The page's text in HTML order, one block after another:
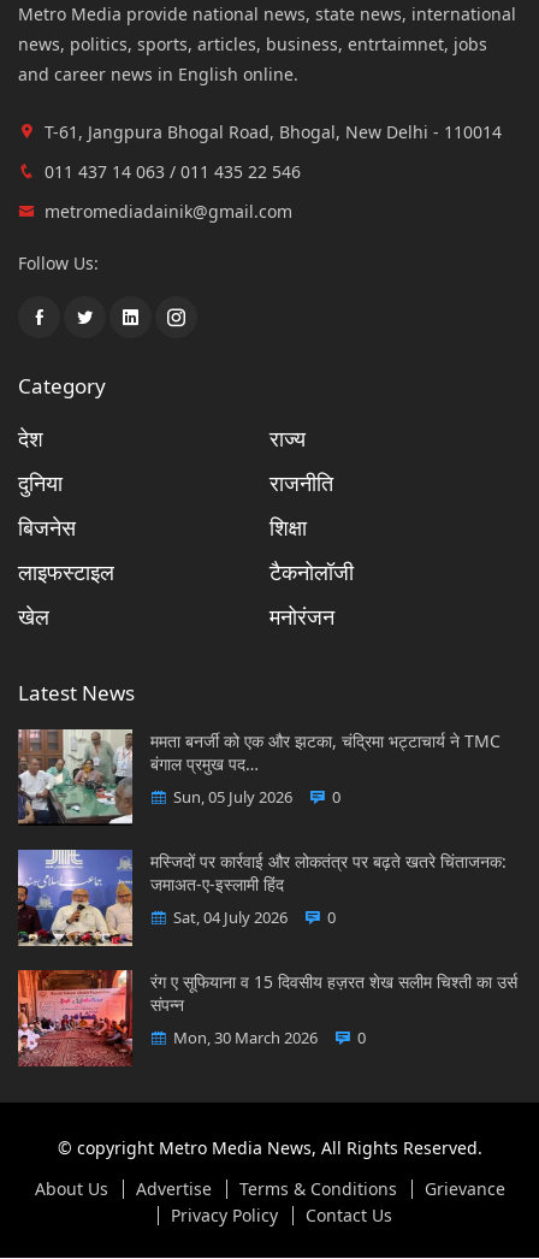
Metro Media provide national news, state news, international
news, politics, sports, articles, business, entrtaimnet, jobs
and career news in English online.
T-61, Jangpura Bhogal Road, Bhogal, New Delhi - 110014
011 437 14 063 / 011 435 22 546
metromediadainik@gmail.com
Follow Us:
Category
देश
राज्य
दुनिया
राजनीति
बिजनेस
शिक्षा
लाइफस्टाइल
टैकनोलॉजी
खेल
मनोरंजन
Latest News
ममता बनर्जी को एक और झटका, चंद्रिमा भट्टाचार्य ने TMC
बंगाल प्रमुख पद…
Sun, 05 July 2026 0
मस्जिदों पर कार्रवाई और लोकतंत्र पर बढ़ते खतरे चिंताजनक:
जमाअत-ए-इस्लामी हिंद
Sat, 04 July 2026 0
रंग ए सूफियाना व 15 दिवसीय हज़रत शेख सलीम चिश्ती का उर्स
संपन्न
Mon, 30 March 2026 0
© copyright Metro Media News, All Rights Reserved.
About Us
Advertise Terms & Conditions
Grievance
Privacy Policy
Contact Us